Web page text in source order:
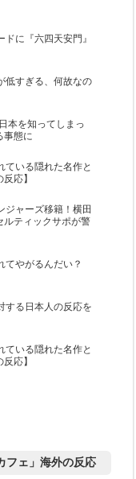
に『六四天安門』
低すぎる、何故なの
本を知ってしまっ
事態に
ている隠れた名作と
応】
ジャーズ移籍！横田
ルティックサポが警
てやがるんだい？
する日本人の反応を
ている隠れた名作と
応】
フェ」海外の反応